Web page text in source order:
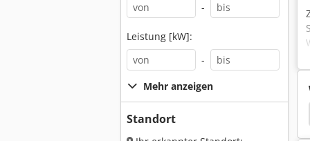
-
Leistung [kW]:
-
Mehr anzeigen
StandortKfz Scherenhebebuehne